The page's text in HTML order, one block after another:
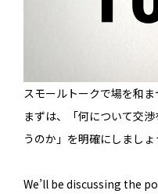
スモールトークで場を和ま
まずは、「何について交
うのか」を明確にしましょ
We’ll be discussing the